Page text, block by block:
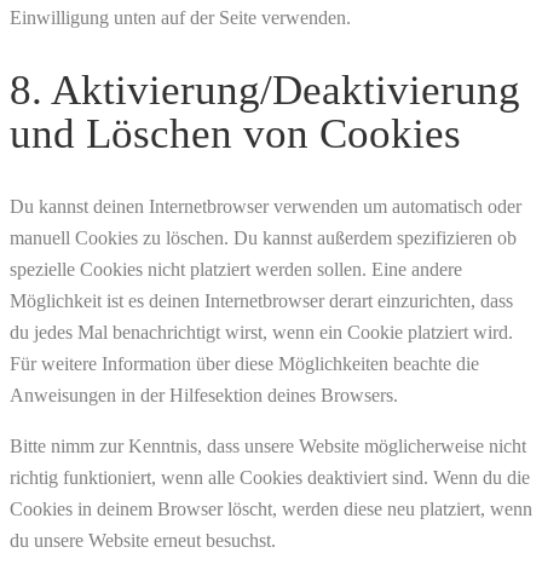
Einwilligung unten auf der Seite verwenden.
8. Aktivierung/Deaktivierung
und Löschen von Cookies
Du kannst deinen Internetbrowser verwenden um automatisch oder
manuell Cookies zu löschen. Du kannst außerdem spezifizieren ob
spezielle Cookies nicht platziert werden sollen. Eine andere
Möglichkeit ist es deinen Internetbrowser derart einzurichten, dass
du jedes Mal benachrichtigt wirst, wenn ein Cookie platziert wird.
Für weitere Information über diese Möglichkeiten beachte die
Anweisungen in der Hilfesektion deines Browsers.
Bitte nimm zur Kenntnis, dass unsere Website möglicherweise nicht
richtig funktioniert, wenn alle Cookies deaktiviert sind. Wenn du die
Cookies in deinem Browser löscht, werden diese neu platziert, wenn
du unsere Website erneut besuchst.